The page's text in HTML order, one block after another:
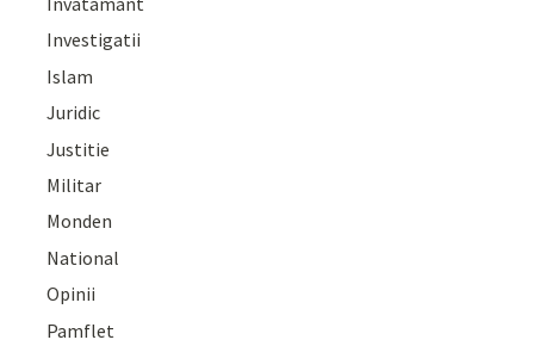
Investigatii
Islam
Juridic
Justitie
Militar
Monden
National
Opinii
Pamflet